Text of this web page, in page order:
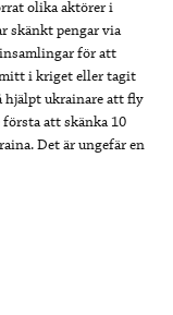
olika aktörer i
skänkt pengar via
för att
i kriget eller tagit
hjälpt ukrainare att fly
första att skänka 10
Det är ungefär en